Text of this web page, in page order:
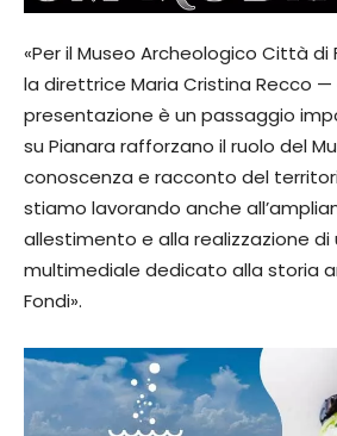
«Per il Museo Archeologico Città
la direttrice Maria Cristina Recco
presentazione è un passaggio
su Pianara rafforzano il ruolo del
conoscenza e racconto del
stiamo lavorando anche
allestimento e alla realizzazione
multimediale dedicato alla storia
Fondi».